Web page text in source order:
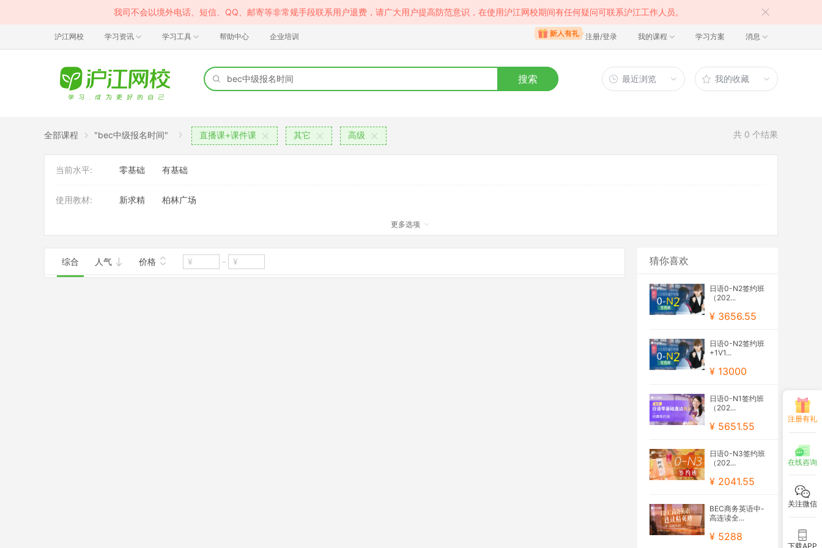
我司不会以境外电话、短信、QQ、邮寄等非常规手段联系用户退费，请广大用户提高防范意识，在使用沪江网校期间有任何疑问可联系沪江工作人员。
沪江网校 学习资讯 学习工具 帮助中心 企业培训 注册/登录 我的课程 学习方案 消息
搜索 最近浏览 我的收藏
全部课程 "bec中级报名时间" 直播课+课件课 其它 高级 共 0 个结果
当前水平: 零基础 有基础
使用教材: 新求精 柏林广场
更多选项
综合 人气 价格 - 猜你喜欢
日语0-N2签约班
（202...
¥ 3656.55
日语0-N2签约班
+1V1...
¥ 13000
日语0-N1签约班
（202...
¥ 5651.55
日语0-N3签约班
（202...
¥ 2041.55
BEC商务英语中-
高连读全...
¥ 5288
注册有礼
在线咨询
关注微信
下载APP